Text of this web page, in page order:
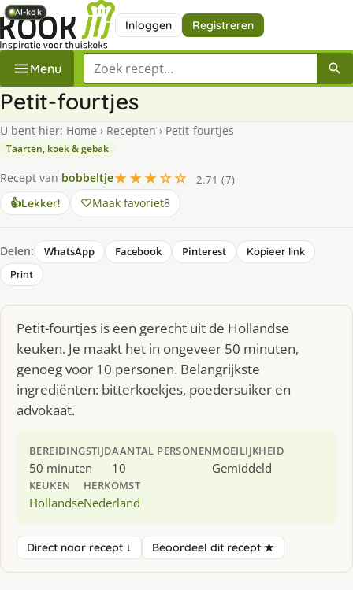
Inloggen Registreren
Menu Zoek een recept
Petit-fourtjes
U bent hier: Home › Recepten › Petit-fourtjes
Taarten, koek & gebak
Recept van bobbeltje★★★☆☆
2.71 (7)
👍Lekker! Maak favoriet8
Delen: WhatsApp Facebook Pinterest
Kopieer link
Print
Petit-fourtjes is een gerecht uit de Hollandse
keuken. Je maakt het in ongeveer 50 minuten,
genoeg voor 10 personen. Belangrijkste
ingrediënten: bitterkoekjes, poedersuiker en
advokaat.
BEREIDINGSTIJD
50 minuten
AANTAL PERSONEN
10
MOEILIJKHEID
Gemiddeld
KEUKEN
Hollandse
HERKOMST
Nederland
Direct naar recept ↓ Beoordeel dit recept ★
AI-kok
AI-kok
AI-kok
AI-kok